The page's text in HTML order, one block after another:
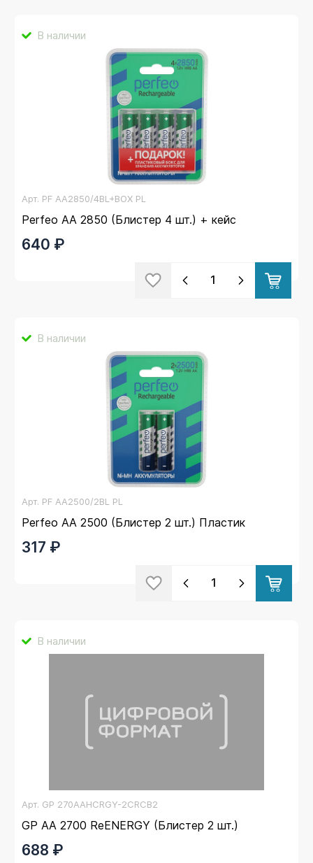
В наличии
Арт. PF AA2850/4BL+BOX PL
Perfeo AA 2850 (Блистер 4 шт.) + кейс
640 ₽
В наличии
Арт. PF AA2500/2BL PL
Perfeo AA 2500 (Блистер 2 шт.) Пластик
317 ₽
В наличии
Арт. GP 270AAHCRGY-2CRCB2
GP AA 2700 ReENERGY (Блистер 2 шт.)
688 ₽